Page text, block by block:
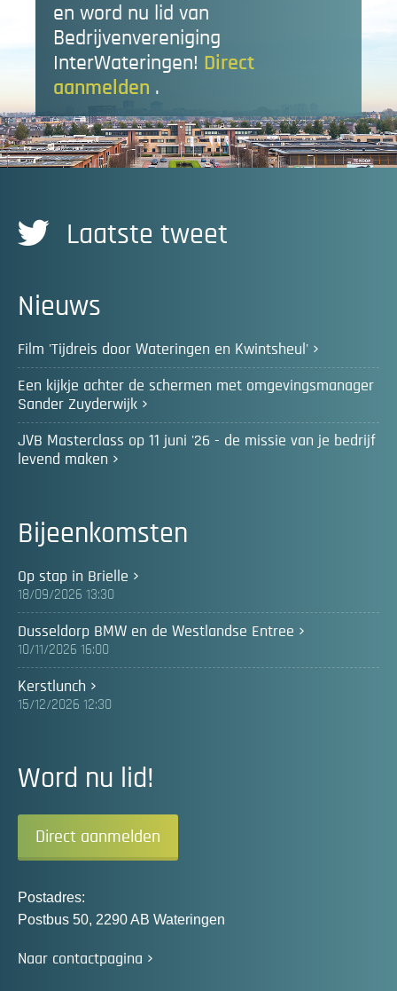
en word nu lid van
Bedrijvenvereniging
InterWateringen! Direct
aanmelden .
Laatste tweet
Nieuws
Film 'Tijdreis door Wateringen en Kwintsheul'
Een kijkje achter de schermen met omgevingsmanager
Sander Zuyderwijk
JVB Masterclass op 11 juni '26 - de missie van je bedrijf
levend maken
Bijeenkomsten
Op stap in Brielle
18/09/2026 13:30
Dusseldorp BMW en de Westlandse Entree
10/11/2026 16:00
Kerstlunch
15/12/2026 12:30
Word nu lid!
Direct aanmelden
Postadres:
Postbus 50, 2290 AB Wateringen
Naar contactpagina